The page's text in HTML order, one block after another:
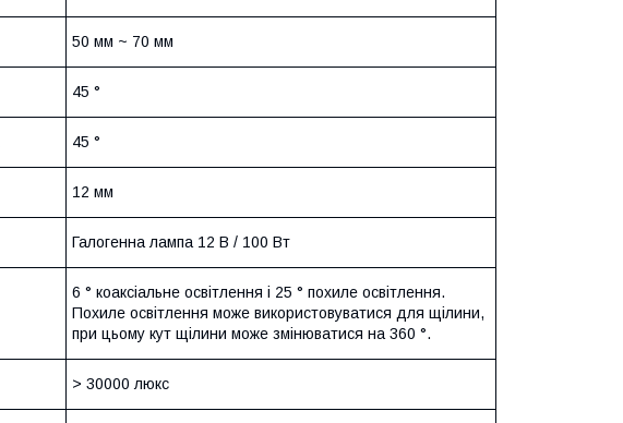
50 мм ~ 70 мм
45 °
45 °
12 мм
Галогенна лампа 12 В / 100 Вт
6 ° коаксіальне освітлення і 25 ° похиле освітлення.
Похиле освітлення може використовуватися для щілини,
при цьому кут щілини може змінюватися на 360 °.
> 30000 люкс